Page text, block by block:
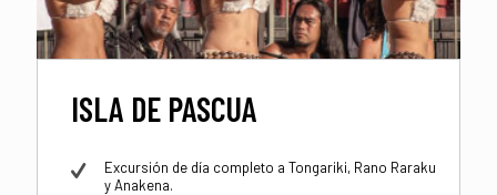
ISLA DE PASCUA
Excursión de día completo a Tongariki, Rano Raraku
y Anakena.